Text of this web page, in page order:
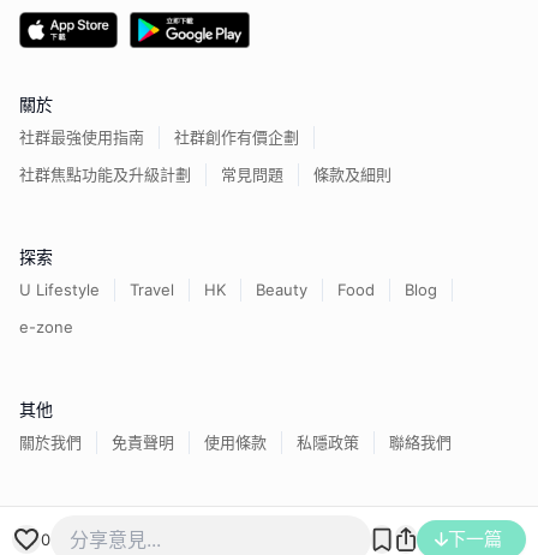
0 下一篇
關於
社群最強使用指南
社群創作有價企劃
社群焦點功能及升級計劃
常見問題 條款及細則
探索
U Lifestyle Travel HK Beauty Food
Blog
e-zone
其他
關於我們 免責聲明 使用條款 私隱政策 聯絡我們
香港經濟日報版權所有©